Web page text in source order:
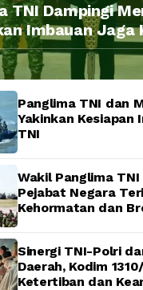
TNI Dampingi
Imbauan Jaga
Panglima TNI dan
Yakinkan
TNI
Wakil Panglima
Pejabat Negara
Kehormatan dan
Sinergi TNI-Polri
Daerah, Kodim
Ketertiban dan